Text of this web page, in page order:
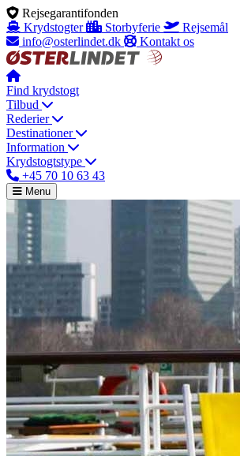
Rejsegarantifonden
Krydstogter
Storbyferie
Rejsemål
info@osterlindet.dk
Kontakt os
Find krydstogt
Tilbud
Rederier
Destinationer
Information
Krydstogtstype
+45 70 10 63 43
Menu